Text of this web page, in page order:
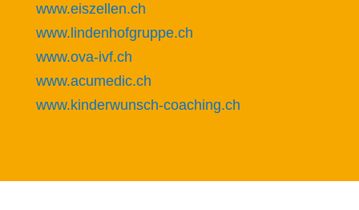
www.eiszellen.ch
www.lindenhofgruppe.ch
www.ova-ivf.ch
www.acumedic.ch
www.kinderwunsch-coaching.ch